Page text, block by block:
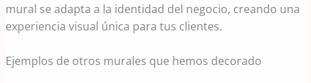
mural se adapta a la identidad del negocio, creando una
experiencia visual única para tus clientes.
Ejemplos de otros murales que hemos decorado